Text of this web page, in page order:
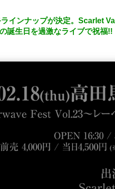
インナップが決定。Scarlet
誕生日を過激なライブで祝福!!